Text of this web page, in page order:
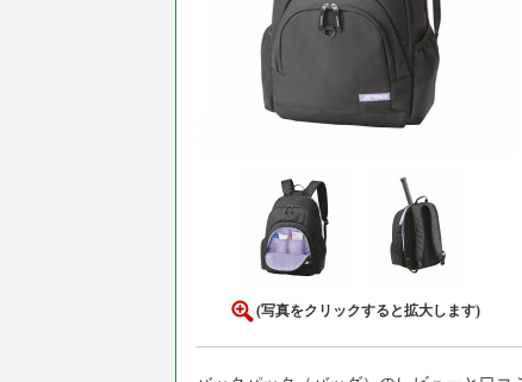
(写真をクリックすると拡大します)